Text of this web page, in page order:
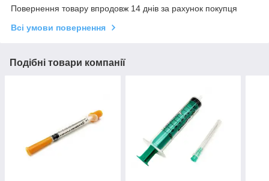
Повернення товару впродовж 14 днів за рахунок покупця
Всі умови повернення
Подібні товари компанії